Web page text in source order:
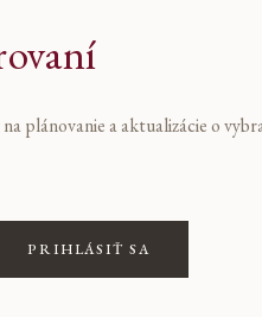
plánovanie a aktualizácie o
PRIHLÁSIŤ SA